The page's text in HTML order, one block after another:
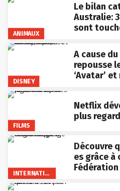
ANIMAUX
Le bilan
Australie:
sont
DISNEY
A cause
repousse
‘Avatar’ et
FILMS
Netflix
plus
INTERNATIONAL
Découvre
es grâce à